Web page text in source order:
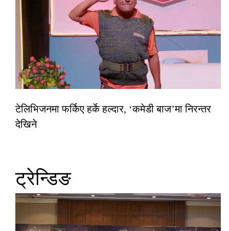
टेलिभिजनमा फर्किए हर्के हल्दार, ‘कमेडी बाज’मा निरन्तर
देखिने
ट्रेन्डिङ